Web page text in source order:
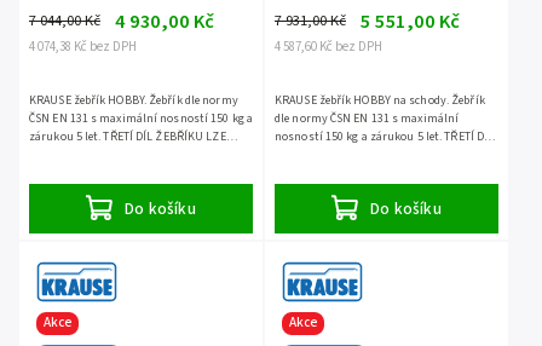
4 074,38 Kč bez DPH
7 044,00 Kč 4 930,00 Kč
Do košíku
KRAUSE žebřík HOBBY. Žebřík dle normy
ČSN EN 131 s maximální nosností 150 kg a
zárukou 5 let. TŘETÍ DÍL ŽEBŘÍKU LZE
4 587,60 Kč bez DPH
7 931,00 Kč 5 551,00 Kč
Do košíku
KRAUSE žebřík HOBBY na schody. Žebřík
dle normy ČSN EN 131 s maximální
nosností 150 kg a zárukou 5 let. TŘETÍ DÍL
Akce
Akce